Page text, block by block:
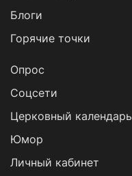
Блоги
Горячие точки
Опрос
Cоцсети
Церковный календарь
Юмор
Личный кабинет